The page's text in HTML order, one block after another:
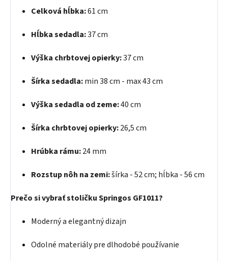
Celková hĺbka:61 cm
Hĺbka sedadla:37 cm
Výška chrbtovej opierky:37 cm
Šírka sedadla:min 38 cm - max 43 cm
Výška sedadla od zeme:40 cm
Šírka chrbtovej opierky:26,5 cm
Hrúbka rámu:24 mm
Rozstup nôh na zemi:šírka - 52 cm; hĺbka - 56 cm
Prečo si vybrať stoličku Springos GF1011?
Moderný a elegantný dizajn
Odolné materiály pre dlhodobé používanie